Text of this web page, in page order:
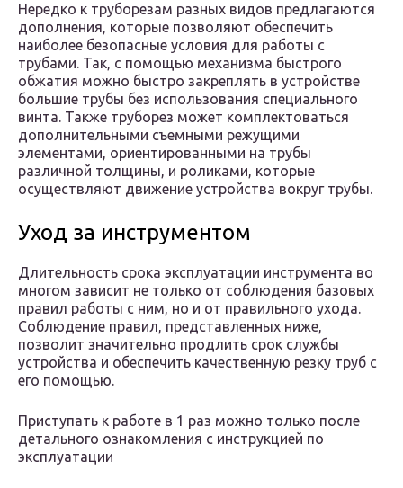
Нередко к труборезам разных видов предлагаются
дополнения, которые позволяют обеспечить
наиболее безопасные условия для работы с
трубами. Так, с помощью механизма быстрого
обжатия можно быстро закреплять в устройстве
большие трубы без использования специального
винта. Также труборез может комплектоваться
дополнительными съемными режущими
элементами, ориентированными на трубы
различной толщины, и роликами, которые
осуществляют движение устройства вокруг трубы.
Уход за инструментом
Длительность срока эксплуатации инструмента во
многом зависит не только от соблюдения базовых
правил работы с ним, но и от правильного ухода.
Соблюдение правил, представленных ниже,
позволит значительно продлить срок службы
устройства и обеспечить качественную резку труб с
его помощью.
Приступать к работе в 1 раз можно только после
детального ознакомления с инструкцией по
эксплуатации